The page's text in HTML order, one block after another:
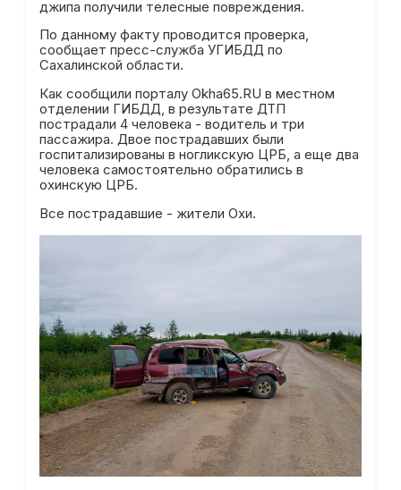
джипа получили телесные повреждения.
По данному факту проводится проверка,
сообщает пресс-служба УГИБДД по
Сахалинской области.
Как сообщили порталу Okha65.RU в местном
отделении ГИБДД, в результате ДТП
пострадали 4 человека - водитель и три
пассажира. Двое пострадавших были
госпитализированы в ногликскую ЦРБ, а еще два
человека самостоятельно обратились в
охинскую ЦРБ.
Все пострадавшие - жители Охи.